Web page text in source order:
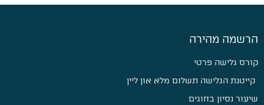
הרשמה מהירה
קורס גלישה פרטי
קייטנת הגלישה תשלום מלא און ליין
שיעור נסיון בחוגים